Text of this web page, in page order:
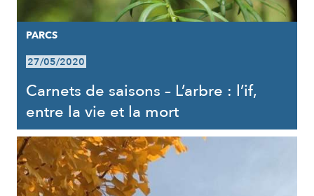
PARCS
27/05/2020
Carnets de saisons – L’arbre : l’if,
entre la vie et la mort